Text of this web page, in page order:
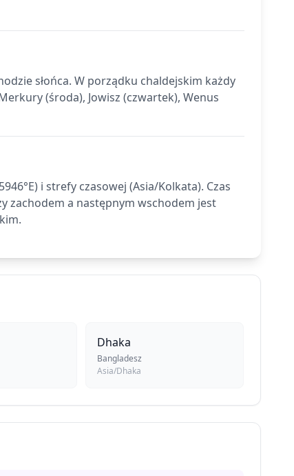
słońca. W porządku chaldejskim każdy
(środa), Jowisz (czwartek), Wenus
i strefy czasowej (Asia/Kolkata). Czas
zachodem a następnym wschodem jest
Dhaka
Bangladesz
Asia/Dhaka